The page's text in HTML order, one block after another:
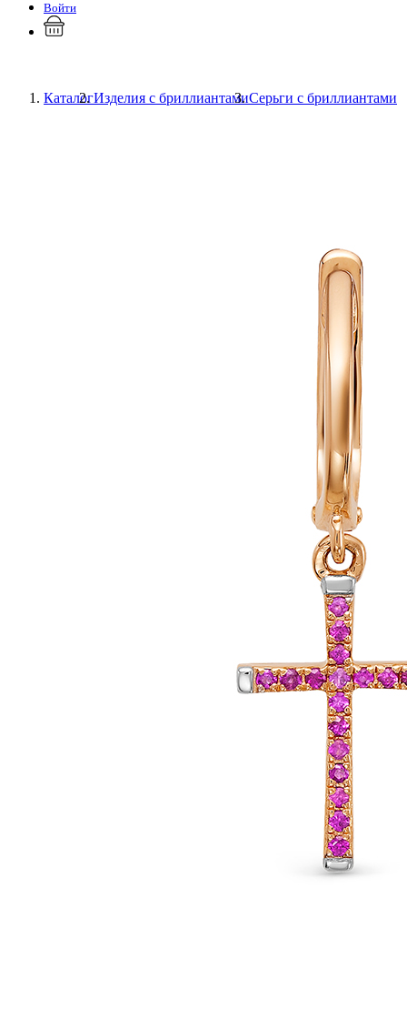
Войти
КаталогИзделия с бриллиантамиСерьги с бриллиантами